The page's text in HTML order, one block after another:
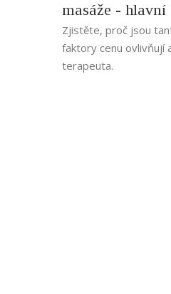
masáže - hlavní
Zjistěte, proč jsou
faktory cenu ovlivňují
terapeuta.